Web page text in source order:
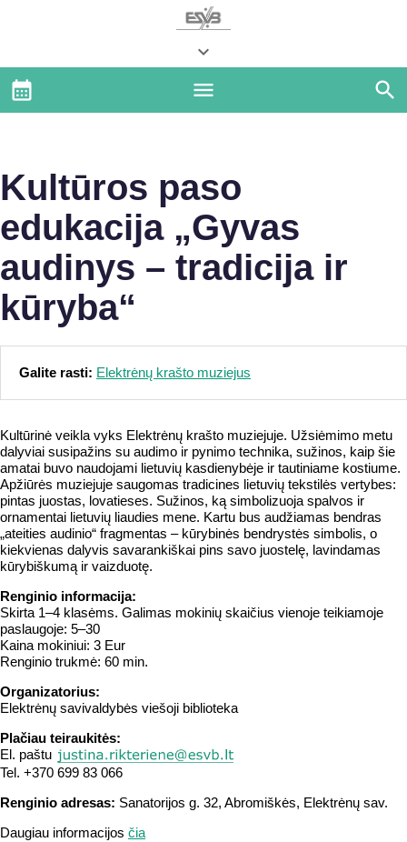
Kultūros paso
edukacija „Gyvas
audinys – tradicija ir
kūryba“
Galite rasti: Elektrėnų krašto muziejus
Kultūrinė veikla vyks Elektrėnų krašto muziejuje. Užsiėmimo metu
dalyviai susipažins su audimo ir pynimo technika, sužinos, kaip šie
amatai buvo naudojami lietuvių kasdienybėje ir tautiniame kostiume.
Apžiūrės muziejuje saugomas tradicines lietuvių tekstilės vertybes:
pintas juostas, lovatieses. Sužinos, ką simbolizuoja spalvos ir
ornamentai lietuvių liaudies mene. Kartu bus audžiamas bendras
„ateities audinio“ fragmentas – kūrybinės bendrystės simbolis, o
kiekvienas dalyvis savarankiškai pins savo juostelę, lavindamas
kūrybiškumą ir vaizduotę.
Renginio informacija:
Skirta 1–4 klasėms. Galimas mokinių skaičius vienoje teikiamoje
paslaugoje: 5–30
Kaina mokiniui: 3 Eur
Renginio trukmė: 60 min.
Organizatorius:
Elektrėnų savivaldybės viešoji biblioteka
Plačiau teiraukitės:
El. paštu
Tel. +370 699 83 066
Renginio adresas: Sanatorijos g. 32, Abromiškės, Elektrėnų sav.
Daugiau informacijos čia